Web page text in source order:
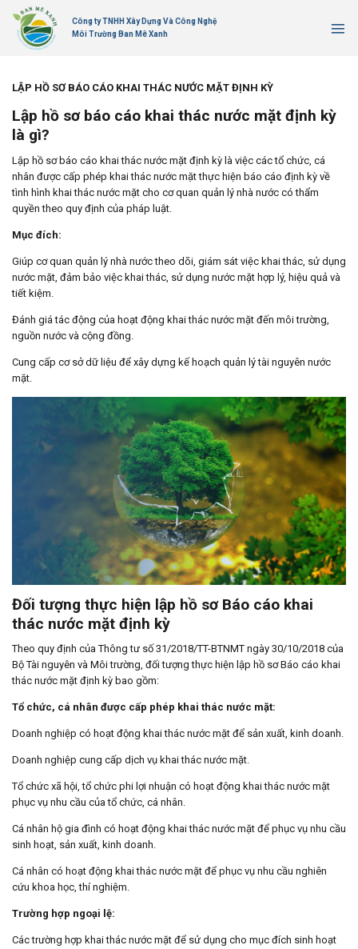
qua
Công ty TNHH Xây Dựng Và Công Nghệ
Môi Trường Ban Mê Xanh
LẬP HỒ SƠ BÁO CÁO KHAI THÁC NƯỚC MẶT ĐỊNH KỲ
Lập hồ sơ báo cáo khai thác nước mặt định kỳ
là gì?
Lập hồ sơ báo cáo khai thác nước mặt định kỳ là việc các tổ chức, cá
nhân được cấp phép khai thác nước mặt thực hiện báo cáo định kỳ về
tình hình khai thác nước mặt cho cơ quan quản lý nhà nước có thẩm
quyền theo quy định của pháp luật.
Mục đích:
Giúp cơ quan quản lý nhà nước theo dõi, giám sát việc khai thác, sử dụng
nước mặt, đảm bảo việc khai thác, sử dụng nước mặt hợp lý, hiệu quả và
tiết kiệm.
Đánh giá tác động của hoạt động khai thác nước mặt đến môi trường,
nguồn nước và cộng đồng.
Cung cấp cơ sở dữ liệu để xây dựng kế hoạch quản lý tài nguyên nước
mặt.
Đối tượng thực hiện lập hồ sơ Báo cáo khai
thác nước mặt định kỳ
Theo quy định của Thông tư số 31/2018/TT-BTNMT ngày 30/10/2018 của
Bộ Tài nguyên và Môi trường, đối tượng thực hiện lập hồ sơ Báo cáo khai
thác nước mặt định kỳ bao gồm:
Tổ chức, cá nhân được cấp phép khai thác nước mặt:
Doanh nghiệp có hoạt động khai thác nước mặt để sản xuất, kinh doanh.
Doanh nghiệp cung cấp dịch vụ khai thác nước mặt.
Tổ chức xã hội, tổ chức phi lợi nhuận có hoạt động khai thác nước mặt
phục vụ nhu cầu của tổ chức, cá nhân.
Cá nhân hộ gia đình có hoạt động khai thác nước mặt để phục vụ nhu cầu
sinh hoạt, sản xuất, kinh doanh.
Cá nhân có hoạt động khai thác nước mặt để phục vụ nhu cầu nghiên
cứu khoa học, thí nghiệm.
Trường hợp ngoại lệ:
Các trường hợp khai thác nước mặt để sử dụng cho mục đích sinh hoạt